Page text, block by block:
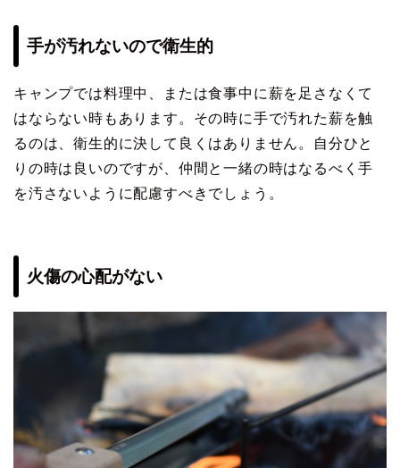
手が汚れないので衛生的
キャンプでは料理中、または食事中に薪を足さなくて
はならない時もあります。その時に手で汚れた薪を触
るのは、衛生的に決して良くはありません。自分ひと
りの時は良いのですが、仲間と一緒の時はなるべく手
を汚さないように配慮すべきでしょう。
火傷の心配がない